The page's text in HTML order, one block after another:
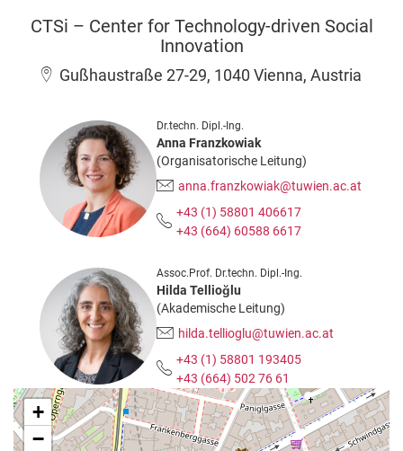
CTSi – Center for Technology-driven Social
Innovation
Gußhaustraße 27-29, 1040 Vienna, Austria
Dr.techn. Dipl.-Ing.
Anna Franzkowiak
(Organisatorische Leitung)
anna.franzkowiak@tuwien.ac.at
+43 (1) 58801 406617
+43 (664) 60588 6617
Assoc.Prof. Dr.techn. Dipl.-Ing.
Hilda Tellioğlu
(Akademische Leitung)
hilda.tellioglu@tuwien.ac.at
+43 (1) 58801 193405
+43 (664) 502 76 61
+
−